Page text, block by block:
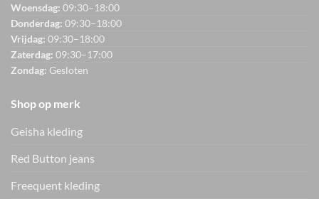
Woensdag: 09:30–18:00
Donderdag: 09:30–18:00
Vrijdag: 09:30–18:00
Zaterdag: 09:30–17:00
Zondag: Gesloten
Shop op merk
Geisha kleding
Red Button jeans
Freequent kleding